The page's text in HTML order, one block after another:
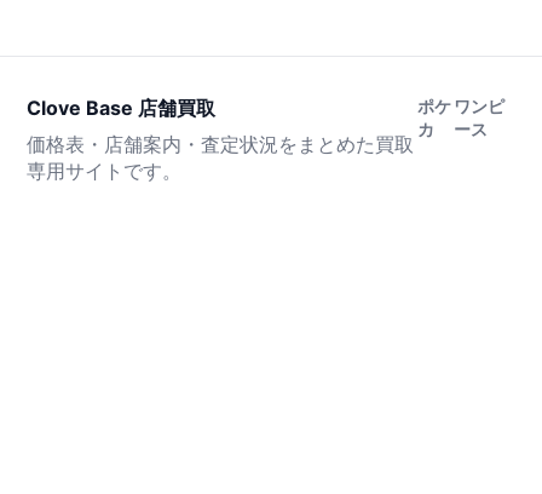
Clove Base 店舗買取
価格表・店舗案内・査定状況をまとめた買取
専用サイトです。
ポケ
カ
ワンピ
ース